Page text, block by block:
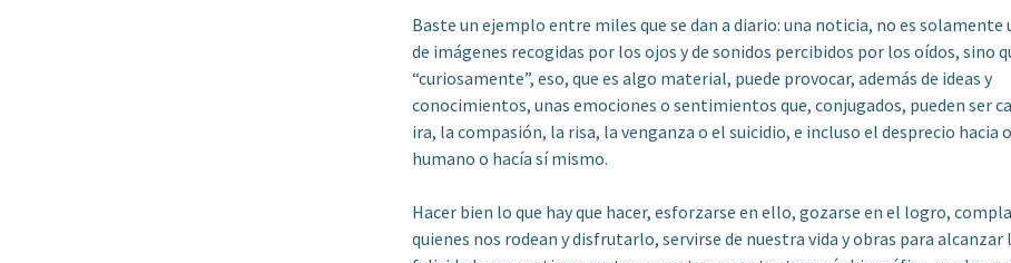
Baste un ejemplo entre miles que se dan a diario: una noticia, no es solamente
de imágenes recogidas por los ojos y de sonidos percibidos por los oídos, sino
“curiosamente”, eso, que es algo material, puede provocar, además de ideas y
conocimientos, unas emociones o sentimientos que, conjugados, pueden ser
ira, la compasión, la risa, la venganza o el suicidio, e incluso el desprecio hacia
humano o hacía sí mismo.
Hacer bien lo que hay que hacer, esforzarse en ello, gozarse en el logro,
quienes nos rodean y disfrutarlo, servirse de nuestra vida y obras para alcanzar